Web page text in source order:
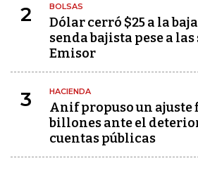
2 BOLSAS
Dólar cerró $25 a la
senda bajista pese a
Emisor
3 HACIENDA
Anif propuso un ajuste
billones ante el
cuentas públicas